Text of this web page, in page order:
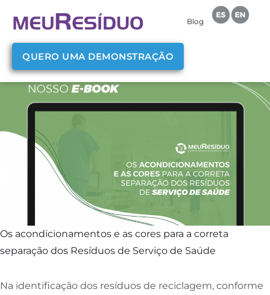
Blog
QUERO UMA DEMONSTRAÇÃO
Os acondicionamentos e as cores para a correta
separação dos Resíduos de Serviço de Saúde
Na identificação dos resíduos de reciclagem, conforme